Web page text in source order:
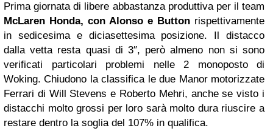
Prima giornata di libere abbastanza produttiva per il team
McLaren Honda, con Alonso e Button rispettivamente
in sedicesima e diciasettesima posizione. Il distacco
dalla vetta resta quasi di 3″, però almeno non si sono
verificati particolari problemi nelle 2 monoposto di
Woking. Chiudono la classifica le due Manor motorizzate
Ferrari di Will Stevens e Roberto Mehri, anche se visto i
distacchi molto grossi per loro sarà molto dura riuscire a
restare dentro la soglia del 107% in qualifica.